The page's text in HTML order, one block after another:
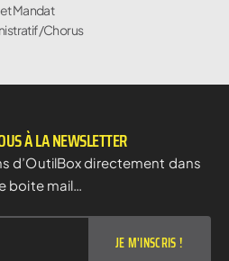
et Mandat
Chorus
À LA NEWSLETTER
d’OutilBox directement dans
boite mail…
JE M'INSCRIS !